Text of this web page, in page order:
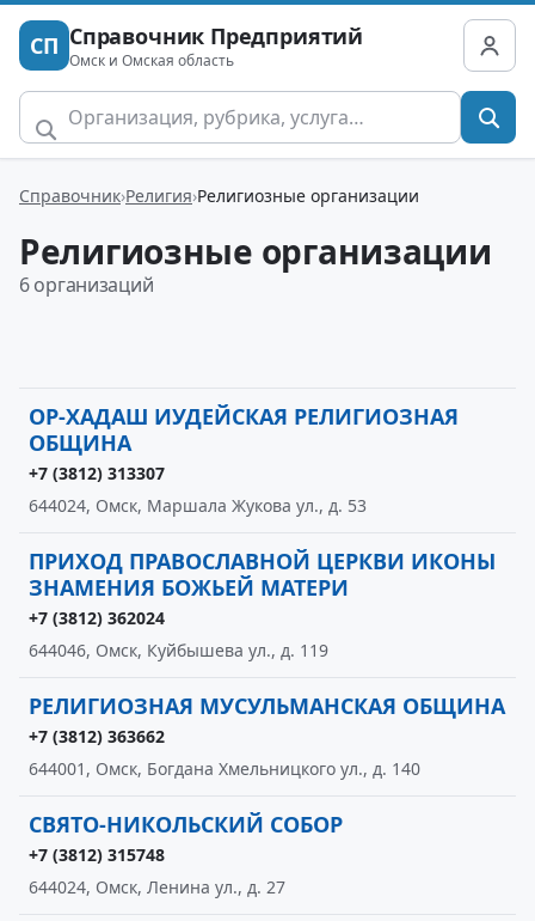
СП Справочник Предприятий
Омск и Омская область
Справочник Религия Религиозные организации
Религиозные организации
6 организаций
ОР-ХАДАШ ИУДЕЙСКАЯ РЕЛИГИОЗНАЯ
ОБЩИНА
+7 (3812) 313307
644024, Омск, Маршала Жукова ул., д. 53
ПРИХОД ПРАВОСЛАВНОЙ ЦЕРКВИ ИКОНЫ
ЗНАМЕНИЯ БОЖЬЕЙ МАТЕРИ
+7 (3812) 362024
644046, Омск, Куйбышева ул., д. 119
РЕЛИГИОЗНАЯ МУСУЛЬМАНСКАЯ ОБЩИНА
+7 (3812) 363662
644001, Омск, Богдана Хмельницкого ул., д. 140
СВЯТО-НИКОЛЬСКИЙ СОБОР
+7 (3812) 315748
644024, Омск, Ленина ул., д. 27